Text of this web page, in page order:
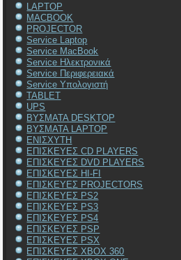
LAPTOP
MACBOOK
PROJECTOR
Service Laptop
Service MacBook
Service Ηλεκτρονικά
Service Περιφερειακά
Service Υπολογιστή
TABLET
UPS
ΒΥΣΜΑΤΑ DESKTOP
ΒΥΣΜΑΤΑ LAPTOP
ΕΝΙΣΧΥΤΗ
ΕΠΙΣΚΕΥΕΣ CD PLAYERS
ΕΠΙΣΚΕΥΕΣ DVD PLAYERS
ΕΠΙΣΚΕΥΕΣ HI-FI
ΕΠΙΣΚΕΥΕΣ PROJECTORS
ΕΠΙΣΚΕΥΕΣ PS2
ΕΠΙΣΚΕΥΕΣ PS3
ΕΠΙΣΚΕΥΕΣ PS4
ΕΠΙΣΚΕΥΕΣ PSP
ΕΠΙΣΚΕΥΕΣ PSX
ΕΠΙΣΚΕΥΕΣ XBOX 360